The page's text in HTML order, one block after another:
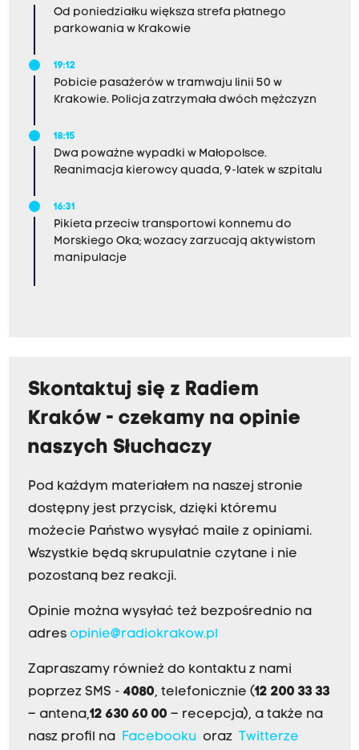
Od poniedziałku większa strefa płatnego
parkowania w Krakowie
19:12
Pobicie pasażerów w tramwaju linii 50 w
Krakowie. Policja zatrzymała dwóch mężczyzn
18:15
Dwa poważne wypadki w Małopolsce.
Reanimacja kierowcy quada, 9-latek w szpitalu
16:31
Pikieta przeciw transportowi konnemu do
Morskiego Oka; wozacy zarzucają aktywistom
manipulacje
Skontaktuj się z Radiem
Kraków - czekamy na opinie
naszych Słuchaczy
Pod każdym materiałem na naszej stronie
dostępny jest przycisk, dzięki któremu
możecie Państwo wysyłać maile z opiniami.
Wszystkie będą skrupulatnie czytane i nie
pozostaną bez reakcji.
Opinie można wysyłać też bezpośrednio na
adres opinie@radiokrakow.pl
Zapraszamy również do kontaktu z nami
poprzez SMS - 4080, telefonicznie (12 200 33 33
– antena,12 630 60 00 – recepcja), a także na
nasz profil na Facebookuoraz Twitterze